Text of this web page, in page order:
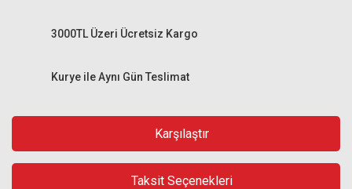
Kurye ile Aynı Gün Teslimat
3000TL Üzeri Ücretsiz Kargo
Karşılaştır
Taksit Seçenekleri